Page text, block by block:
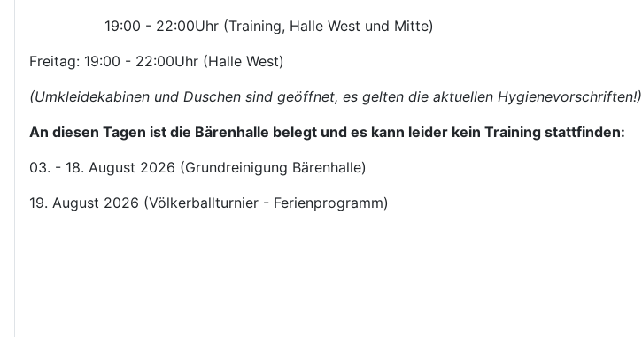
19:00 - 22:00Uhr (Training, Halle West und Mitte)
Freitag: 19:00 - 22:00Uhr (Halle West)
(Umkleidekabinen und Duschen sind geöffnet, es gelten die aktuellen Hygienevorschriften!)
An diesen Tagen ist die Bärenhalle belegt und es kann leider kein Training stattfinden:
03. - 18. August 2026 (Grundreinigung Bärenhalle)
19. August 2026 (Völkerballturnier - Ferienprogramm)